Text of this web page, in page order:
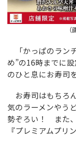
「かっぱのラン
め”の16時までに
のひと息にお寿司
お寿司はもちろ
気のラーメンやう
勢ぞろい！ また
『プレミアムプリ